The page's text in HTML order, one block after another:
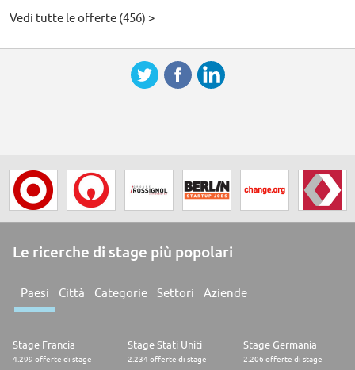
Vedi tutte le offerte (456) >
Le ricerche di stage più popolari
Paesi Città Categorie Settori Aziende
Stage Francia
4.299 offerte di stage
Stage Stati Uniti
2.234 offerte di stage
Stage Germania
2.206 offerte di stage